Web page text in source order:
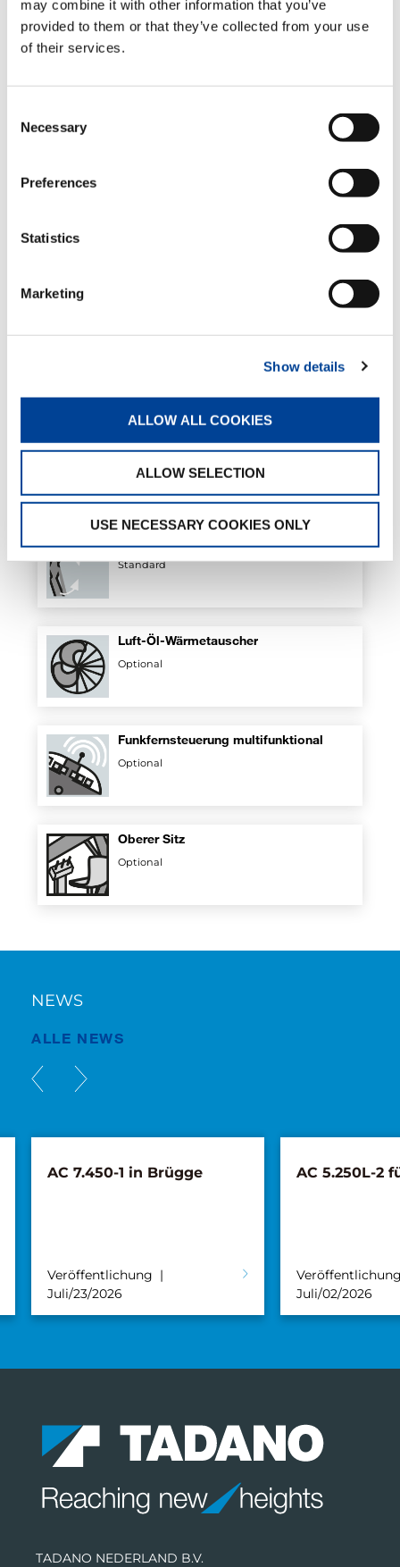
may combine it with other information that you’ve
provided to them or that they’ve collected from your use
of their services.
Selection
Necessary
Preferences
Statistics
Marketing
Show details
ALLOW ALL COOKIES
ALLOW SELECTION
USE NECESSARY COOKIES ONLY
Hydraulische teleskopierbare
Standard
Sequenzielle Ausschubsteuerung des
Standard
Standard
Luft-Öl-Wärmetauscher
Optional
Funkfernsteuerung multifunktional
Optional
Oberer Sitz
Optional
NEWS
ALLE NEWS
AC 7.450-1 in Brügge
Veröffentlichung
Juli/23/2026
AC 5.250L-2
Juli/02/2026
TADANO NEDERLAND B.V.